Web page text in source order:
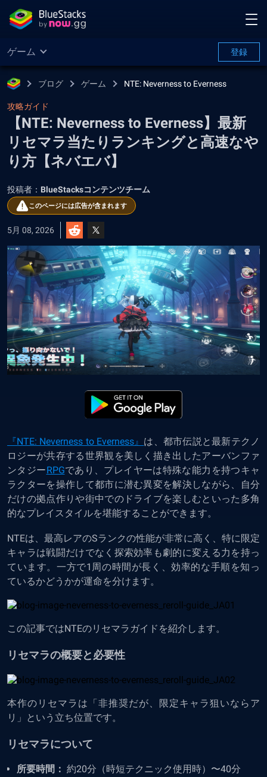
ゲーム 登録
ブログ ゲーム NTE: Neverness to Everness
攻略ガイド
【NTE: Neverness to Everness】最新
リセマラ当たりランキングと高速なや
り方【ネバエバ】
投稿者： BlueStacksコンテンツチーム
このページには広告が含まれます
5月 08, 2026
『NTE: Neverness to Everness』 は、都市伝説と最新テクノ
ロジーが共存する世界観を美しく描き出したアーバンファ
ンタジーRPGであり、プレイヤーは特殊な能力を持つキャ
ラクターを操作して都市に潜む異変を解決しながら、自分
だけの拠点作りや街中でのドライブを楽しむといった多角
的なプレイスタイルを堪能することができます。
NTEは、最高レアのSランクの性能が非常に高く、特に限定
キャラは戦闘だけでなく探索効率も劇的に変える力を持っ
ています。一方で1周の時間が長く、効率的な手順を知っ
ているかどうかが運命を分けます。
この記事ではNTEのリセマラガイドを紹介します。
リセマラの概要と必要性
本作のリセマラは「非推奨だが、限定キャラ狙いならア
リ」という立ち位置です。
リセマラについて
所要時間： 約20分（時短テクニック使用時）〜40分